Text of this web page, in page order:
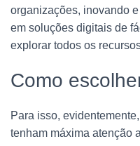
organizações, inovando
em soluções digitais de
explorar todos os
Como
Para isso,
tenham máxima atenção